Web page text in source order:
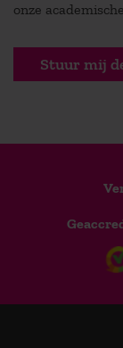
onze
Stuur mij